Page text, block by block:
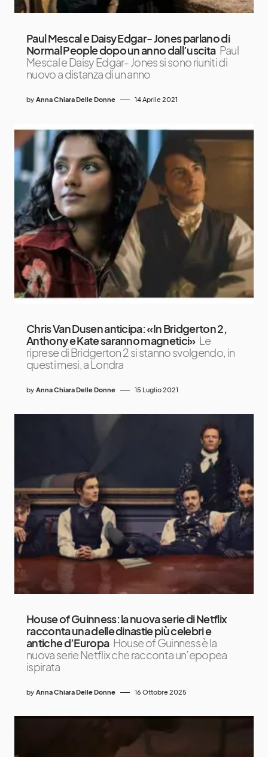
Paul Mescal e Daisy Edgar- Jones parlano di
Normal People dopo un anno dall’uscita Paul
Mescal e Daisy Edgar- Jones si sono riuniti di
nuovo a distanza di un anno
by Anna Chiara Delle Donne 14 Aprile 2021
Chris Van Dusen anticipa: «In Bridgerton 2,
Anthony e Kate saranno magnetici» Le
riprese di Bridgerton 2 si stanno svolgendo, in
questi mesi, a Londra
by Anna Chiara Delle Donne 15 Luglio 2021
House of Guinness: la nuova serie di Netflix
racconta una delle dinastie più celebri e
antiche d’Europa House of Guinness è la
nuova serie Netflix che racconta un’epopea
ispirata
by Anna Chiara Delle Donne 16 Ottobre 2025